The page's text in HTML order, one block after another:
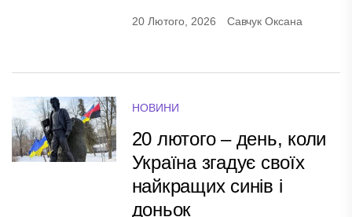
20 Лютого, 2026 Савчук Оксана
НОВИНИ
20 лютого – день, коли
Україна згадує своїх
найкращих синів і
доньок